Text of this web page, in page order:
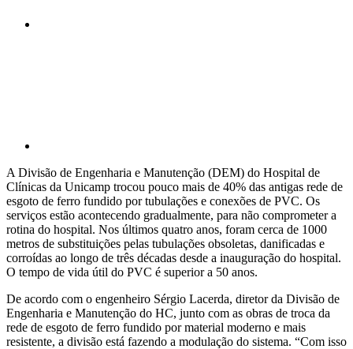
A Divisão de Engenharia e Manutenção (DEM) do Hospital de
Clínicas da Unicamp trocou pouco mais de 40% das antigas rede de
esgoto de ferro fundido por tubulações e conexões de PVC. Os
serviços estão acontecendo gradualmente, para não comprometer a
rotina do hospital. Nos últimos quatro anos, foram cerca de 1000
metros de substituições pelas tubulações obsoletas, danificadas e
corroídas ao longo de três décadas desde a inauguração do hospital.
O tempo de vida útil do PVC é superior a 50 anos.
De acordo com o engenheiro Sérgio Lacerda, diretor da Divisão de
Engenharia e Manutenção do HC, junto com as obras de troca da
rede de esgoto de ferro fundido por material moderno e mais
resistente, a divisão está fazendo a modulação do sistema. “Com isso